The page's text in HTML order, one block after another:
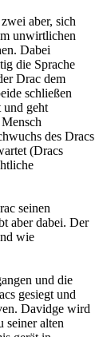
aber, sich
unwirtlichen
Dabei
die Sprache
Drac dem
schließen
und geht
des Dracs
(Dracs
seinen
aber dabei. Der
wie
und die
gesiegt und
Davidge wird
seiner alten